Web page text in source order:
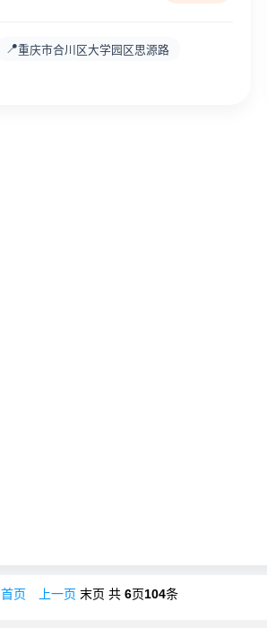
📍重庆市合川区大学园区思源路
首页 上一页 末页 共 6页104条